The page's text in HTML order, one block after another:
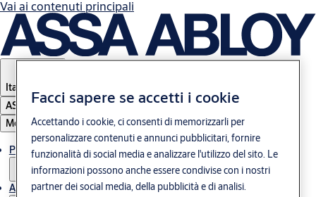
Vai ai contenuti principali
Italy
ASSA ABLOY Group
Menu
Prodotti & Soluzioni
Assistenza post-vendita
Facci sapere se accetti i cookie
Accettando i cookie, ci consenti di memorizzarli per
personalizzare contenuti e annunci pubblicitari, fornire
funzionalità di social media e analizzare l'utilizzo del sito. Le
informazioni possono anche essere condivise con i nostri
partner dei social media, della pubblicità e di analisi.